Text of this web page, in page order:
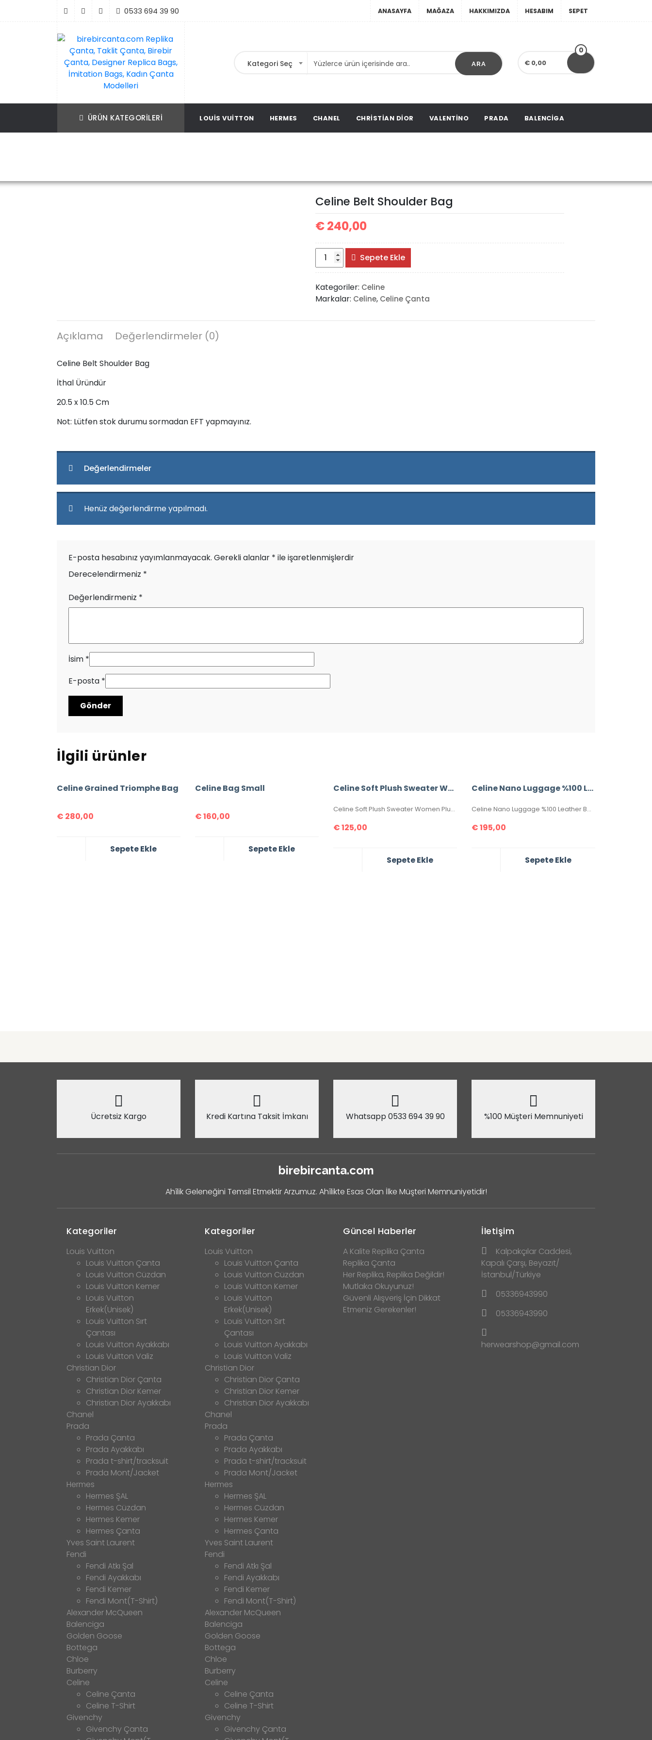
0533 694 39 90 ANASAYFA MAĞAZA HAKKIMIZDA HESABIM SEPET
Bags, Kadın Çanta Modelleri
Kategori Seç ARA € 0,00
0
ÜRÜN KATEGORILERI LOUIS VUITTON HERMES CHANEL CHRISTIAN DIOR VALENTINO PRADA BALENCIGA
Celine Belt Shoulder Bag
€240,00
Celine
Belt
Shoulder
Bag
adet
Sepete Ekle
Kategoriler: Celine
Markalar: Celine, Celine Çanta
Açıklama Değerlendirmeler (0)
Celine Belt Shoulder Bag
İthal Üründür
20.5 x 10.5 Cm
Not: Lütfen stok durumu sormadan EFT yapmayınız.
Değerlendirmeler
Henüz değerlendirme yapılmadı.
E-posta hesabınız yayımlanmayacak. Gerekli alanlar * ile işaretlenmişlerdir
Derecelendirmeniz *
Değerlendirmeniz *
İsim *
E-posta *
İlgili ürünler
Celine Grained Triomphe Bag
€ 280,00
Sepete Ekle
Celine Bag Small
€160,00
Sepete Ekle
Celine Soft Plush Sweater Women Plush Turtleneck Sweater
Celine Soft Plush Sweater Women Plush Turtleneck Sweater
€125,00
Sepete Ekle
Celine Nano Luggage %100 Leather Bag
Celine Nano Luggage %100 Leather Bag
€195,00
Sepete Ekle
Ücretsiz Kargo Kredi Kartına Taksit İmkanı Whatsapp 0533 694 39 90 %100 Müşteri Memnuniyeti
birebircanta.com
Ahîlik Geleneğini Temsil Etmektir Arzumuz. Ahîlikte Esas Olan İlke Müşteri Memnuniyetidir!
Kategoriler
Louis Vuitton
Louis Vuitton Çanta
Louis Vuitton Cüzdan
Louis Vuitton Kemer
Louis Vuitton
Erkek(Unisek)
Louis Vuitton Sırt
Çantası
Louis Vuitton Ayakkabı
Louis Vuitton Valiz
Christian Dior
Christian Dior Çanta
Christian Dior Kemer
Christian Dior Ayakkabı
Chanel
Prada
Prada Çanta
Prada Ayakkabı
Prada t-shirt/tracksuit
Prada Mont/Jacket
Hermes
Hermes ŞAL
Hermes Cüzdan
Hermes Kemer
Hermes Çanta
Yves Saint Laurent
Fendi
Fendi Atkı Şal
Fendi Ayakkabı
Fendi Kemer
Fendi Mont(T-Shirt)
Alexander McQueen
Balenciga
Golden Goose
Bottega
Chloe
Burberry
Celine
Celine Çanta
Celine T-Shirt
Givenchy
Givenchy Çanta
Kategoriler
Louis Vuitton
Louis Vuitton Çanta
Louis Vuitton Cüzdan
Louis Vuitton Kemer
Louis Vuitton
Erkek(Unisek)
Louis Vuitton Sırt
Çantası
Louis Vuitton Ayakkabı
Louis Vuitton Valiz
Christian Dior
Christian Dior Çanta
Christian Dior Kemer
Christian Dior Ayakkabı
Chanel
Prada
Prada Çanta
Prada Ayakkabı
Prada t-shirt/tracksuit
Prada Mont/Jacket
Hermes
Hermes ŞAL
Hermes Cüzdan
Hermes Kemer
Hermes Çanta
Yves Saint Laurent
Fendi
Fendi Atkı Şal
Fendi Ayakkabı
Fendi Kemer
Fendi Mont(T-Shirt)
Alexander McQueen
Balenciga
Golden Goose
Bottega
Chloe
Burberry
Celine
Celine Çanta
Celine T-Shirt
Givenchy
Givenchy Çanta
Güncel Haberler
A Kalite Replika Çanta
Replika Çanta
Her Replika, Replika Değildir!
Mutlaka Okuyunuz!
Güvenli Alışveriş İçin Dikkat
Etmeniz Gerekenler!
İletişim
Kalpakçılar Caddesi,
Kapalı Çarşı, Beyazıt/
İstanbul/Türkiye
05336943990
05336943990
herwearshop@gmail.com